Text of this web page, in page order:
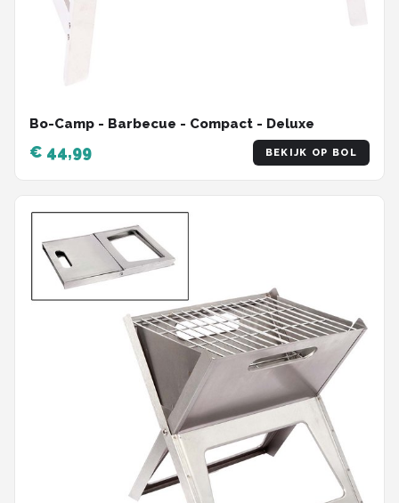
Bo-Camp - Barbecue - Compact - Deluxe
€ 44,99 BEKIJK OP BOL